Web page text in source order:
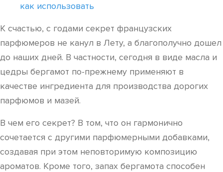
как использовать
К счастью, с годами секрет французских
парфюмеров не канул в Лету, а благополучно дошел
до наших дней. В частности, сегодня в виде масла и
цедры бергамот по-прежнему применяют в
качестве ингредиента для производства дорогих
парфюмов и мазей.
В чем его секрет? В том, что он гармонично
сочетается с другими парфюмерными добавками,
создавая при этом неповторимую композицию
ароматов. Кроме того, запах бергамота способен